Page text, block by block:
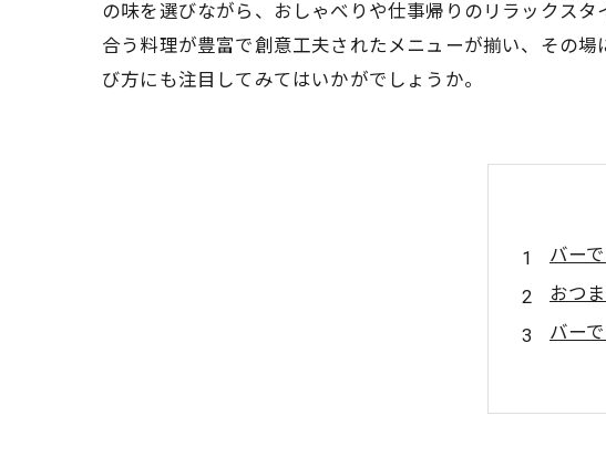
の味を選びながら、おしゃべりや仕事帰りのリラックス
合う料理が豊富で創意工夫されたメニューが揃い、その
び方にも注目してみてはいかがでしょうか。
バー
おつ
バー
バー
おし